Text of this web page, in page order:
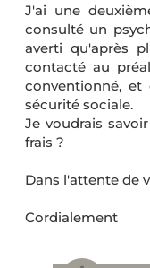
J'ai une
consulté un
averti qu'après
contacté au
conventionné,
sécurité sociale.
Je voudrais
frais ?
Dans l'attente de
Cordialement